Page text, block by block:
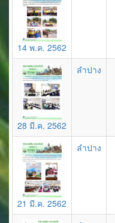
14 พ.ค. 2562
28 มี.ค. 2562
ลำปาง
21 มี.ค. 2562
ลำปาง